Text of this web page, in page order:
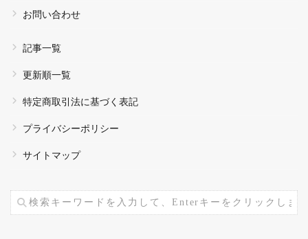
お問い合わせ
記事一覧
更新順一覧
特定商取引法に基づく表記
プライバシーポリシー
サイトマップ